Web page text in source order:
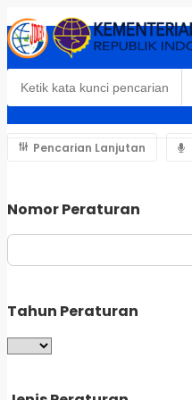
Pencarian Lanjutan
Nomor Peraturan
Tahun Peraturan